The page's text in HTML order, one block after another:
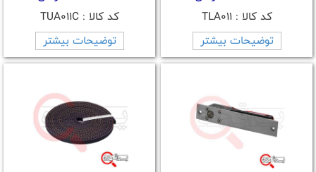
کد کالا : TLA011
توضیحات بیشتر
کد کالا : TUA011C
توضیحات بیشتر